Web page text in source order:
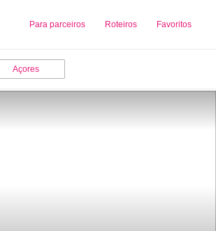
Para parceiros Roteiros Favoritos
Sobre nós Adicionar uma Empresa
Açores